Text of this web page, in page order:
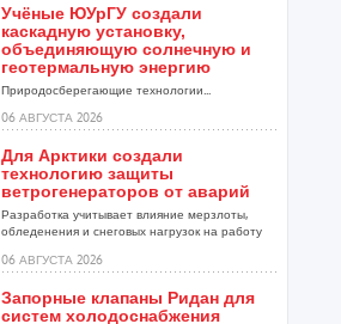
Учёные ЮУрГУ создали
каскадную установку,
объединяющую солнечную и
геотермальную энергию
Природосберегающие технологии...
06 АВГУСТА 2026
Для Арктики создали
технологию защиты
ветрогенераторов от аварий
Разработка учитывает влияние мерзлоты,
обледенения и снеговых нагрузок на работу
06 АВГУСТА 2026
Запорные клапаны Ридан для
систем холодоснабжения